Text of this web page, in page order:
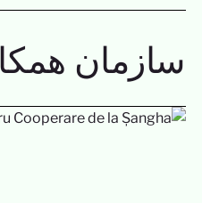
سازمان